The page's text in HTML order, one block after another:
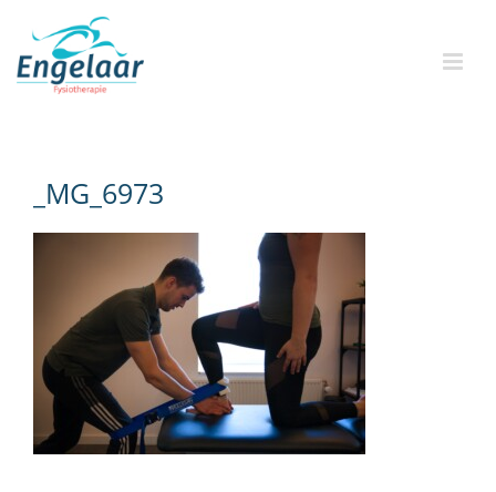
content
_MG_6973